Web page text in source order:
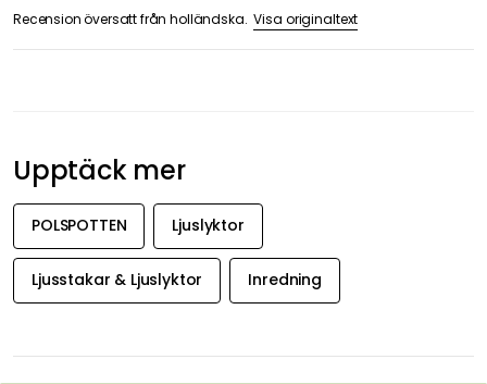
Recension översatt från holländska. Visa originaltext
Upptäck mer
POLSPOTTEN Ljuslyktor
Ljusstakar & Ljuslyktor Inredning
FÅ INSPIRATION &
ERBJUDANDEN FÖRST